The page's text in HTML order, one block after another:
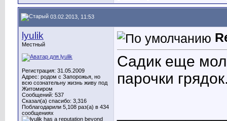
03.02.2013, 11:53
lyulik
Местный
Регистрация: 31.05.2009
Адрес: родом с Запорожья, но
всю сознательну жизнь живу под
Житомиром
Сообщений: 537
Сказал(а) спасибо: 3,316
Поблагодарили 5,108 раз(а) в 434
сообщениях
Садик еще
парочки